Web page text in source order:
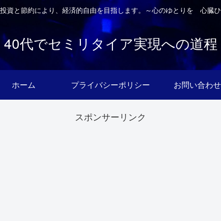
資と節約により、経済的自由を目指します。～心のゆとりを 心臓
40代でセミリタイア実現への道程
ホーム プライバシーポリシー お問い合わせ
スポンサーリンク